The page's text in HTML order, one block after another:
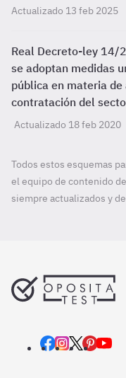
Actualizado 13 feb 2025
Real Decreto-ley 14/
se adoptan medidas
pública en materia
contratación del
Actualizado 18 feb 2020
Todos estos esquemas
el equipo de contenido
siempre actualizados y